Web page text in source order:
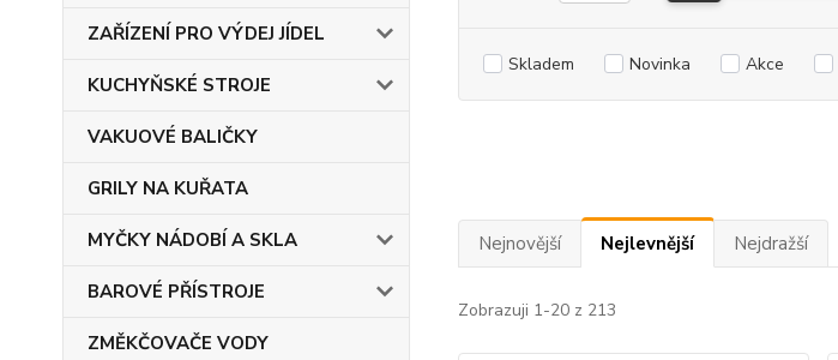
ZAŘÍZENÍ PRO VÝDEJ JÍDEL
KUCHYŇSKÉ STROJE
VAKUOVÉ BALIČKY
GRILY NA KUŘATA
MYČKY NÁDOBÍ A SKLA
BAROVÉ PŘÍSTROJE
ZMĚKČOVAČE VODY
Skladem Novinka Akce
Nejnovější Nejlevnější Nejdražší
Zobrazuji 1-20 z 213